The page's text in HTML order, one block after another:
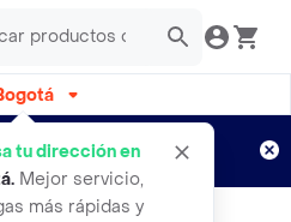
tu dirección en
. Mejor servicio,
más rápidas y
semanas
Aplican TyC